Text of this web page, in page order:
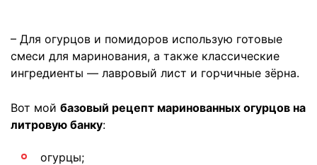
– Для огурцов и помидоров использую готовые
смеси для маринования, а также классические
ингредиенты — лавровый лист и горчичные зёрна.
Вот мой базовый рецепт маринованных огурцов на
литровую банку:
огурцы;